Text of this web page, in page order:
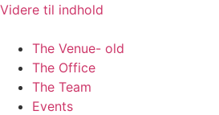
Videre til indhold
The Venue- old
The Office
The Team
Events